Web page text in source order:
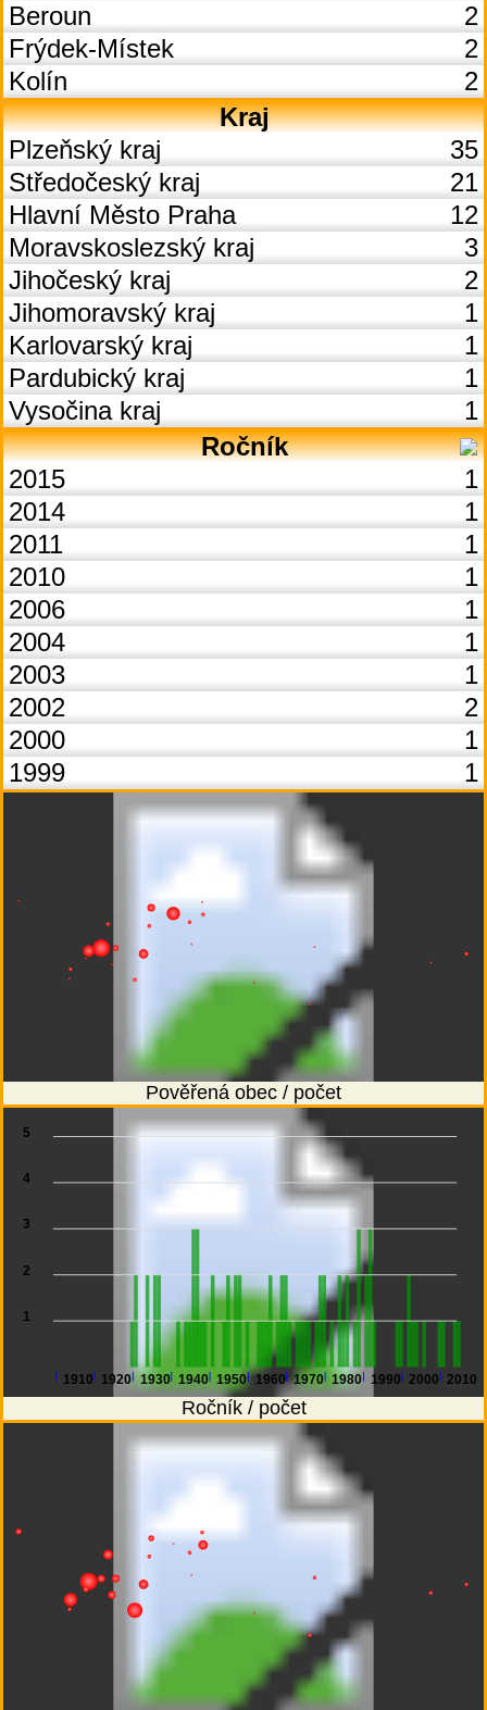
Beroun
2
Frýdek-Místek
2
Kolín
2
Kraj
Plzeňský kraj
35
Středočeský kraj
21
Hlavní Město Praha
12
Moravskoslezský kraj
3
Jihočeský kraj
2
Jihomoravský kraj
1
Karlovarský kraj
1
Pardubický kraj
1
Vysočina kraj
1
Ročník
2015
1
2014
1
2011
1
2010
1
2006
1
2004
1
2003
1
2002
2
2000
1
1999
1
Pověřená obec / počet
1910 1920 1930 1940 1950 1960 1970 1980 1990 2000 2010
1
2
3
4
5
Ročník / počet